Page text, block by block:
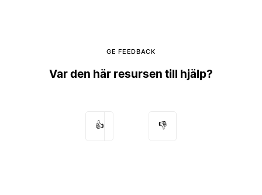
GE FEEDBACK
Var den här resursen till hjälp?
👍 👎